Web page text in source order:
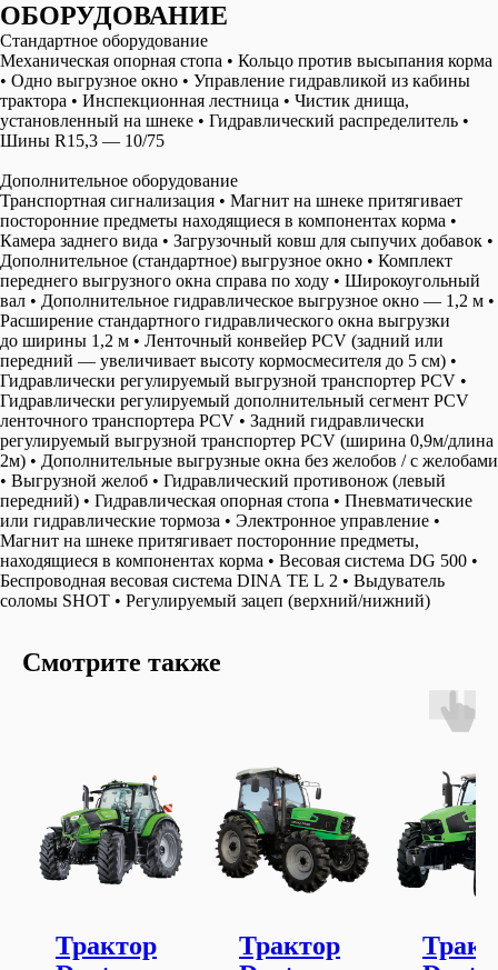
OБОРУДОВАНИЕ
Стандартное оборудование
Механическая опорная стопа • Кольцо против высыпания корма
• Одно выгрузное окно • Управление гидравликой из кабины
трактора • Инспекционная лестница • Чистик днища,
установленный на шнеке • Гидравлический распределитель •
Шины R15,3 — 10/75
Дополнительное оборудование
Транспортная сигнализация • Магнит на шнеке притягивает
посторонние предметы находящиеся в компонентах корма •
Камера заднего вида • Загрузочный ковш для сыпучих добавок •
Дополнительное (стандартное) выгрузное окно • Комплект
переднего выгрузного окна справа по ходу • Широкоугольный
вал • Дополнительное гидравлическое выгрузное окно — 1,2 м •
Расширение стандартного гидравлического окна выгрузки
до ширины 1,2 м • Ленточный конвейер PCV (задний или
передний — увеличивает высоту кормосмесителя до 5 см) •
Гидравлически регулируемый выгрузной транспортер PCV •
Гидравлически регулируемый дополнительный сегмент PCV
ленточного транспортера PCV • Задний гидравлически
регулируемый выгрузной транспортер PCV (ширина 0,9м/длина
2м) • Дополнительные выгрузные окна без желобов / с желобами
• Выгрузной желоб • Гидравлический противонож (левый
передний) • Гидравлическая опорная стопа • Пневматические
или гидравлические тормоза • Электронное управление •
Магнит на шнеке притягивает посторонние предметы,
находящиеся в компонентах корма • Весовая система DG 500 •
Беспроводная весовая система DINA TE L 2 • Выдуватель
соломы SHOT • Регулируемый зацеп (верхний/нижний)
Смотрите также
Трактор
Трактор